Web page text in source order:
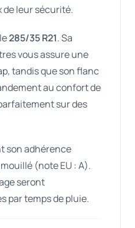
leur sécurité.
285/35 R21. Sa
vous assure une
tandis que son flanc
au confort de
sur des
son adhérence
(note EU : A).
seront
par temps de pluie.